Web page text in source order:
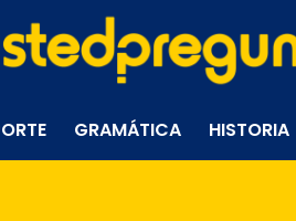
GRAMÁTICA HISTORIA